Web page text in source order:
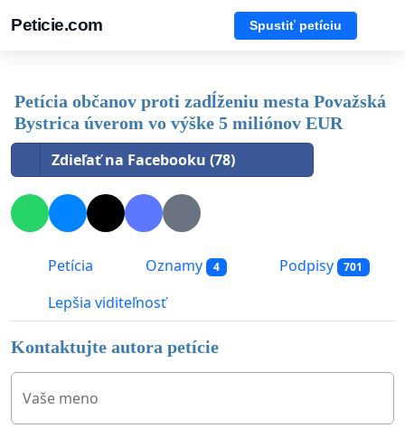
Peticie.com Spustiť petíciu
Petícia občanov proti zadĺženiu mesta Považská
Bystrica úverom vo výške 5 miliónov EUR
Zdieľať na Facebooku (78)
Petícia Oznamy 4 Podpisy 701
Lepšia viditeľnosť
Kontaktujte autora petície
Vaše meno